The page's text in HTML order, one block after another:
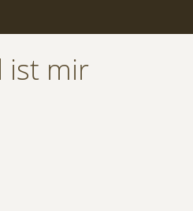
ist mir